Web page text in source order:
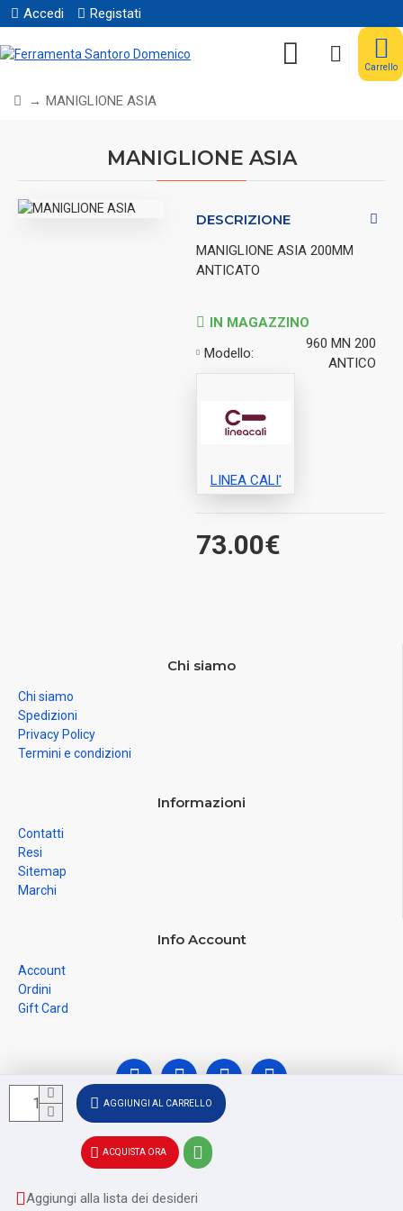
Accedi Registati
Carrello
MANIGLIONE ASIA
MANIGLIONE ASIA
DESCRIZIONE
MANIGLIONE ASIA 200MM
ANTICATO
73.00€
IN MAGAZZINO
Modello:
960 MN 200
ANTICO
LINEA CALI'
AGGIUNGI AL CARRELLO
ACQUISTA ORA
Aggiungi alla lista dei desideri
Chi siamo
Chi siamo
Spedizioni
Privacy Policy
Termini e condizioni
Informazioni
Contatti
Resi
Sitemap
Marchi
Info Account
Account
Ordini
Gift Card
© Ferramenta Santoro Domenico 2026, C.F.
SNTDNC60T04F481U, P.IVA IT02228110652 - Registro delle